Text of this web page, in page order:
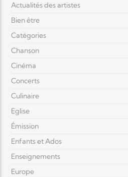
Actualités des artistes
Bien être
Catégories
Chanson
Cinéma
Concerts
Culinaire
Eglise
Émission
Enfants et Ados
Enseignements
Europe